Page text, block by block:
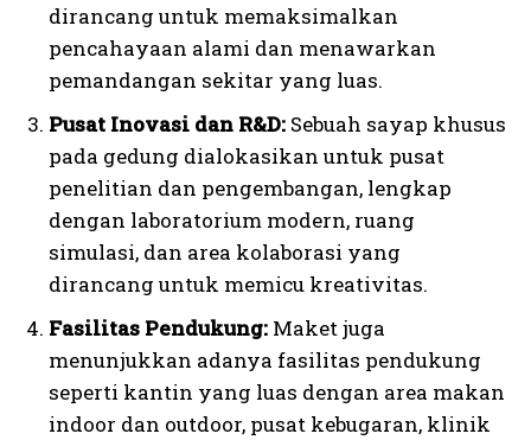
dirancang untuk memaksimalkan
pencahayaan alami dan menawarkan
pemandangan sekitar yang luas.
Pusat Inovasi dan R&D: Sebuah sayap khusus
pada gedung dialokasikan untuk pusat
penelitian dan pengembangan, lengkap
dengan laboratorium modern, ruang
simulasi, dan area kolaborasi yang
dirancang untuk memicu kreativitas.
Fasilitas Pendukung: Maket juga
menunjukkan adanya fasilitas pendukung
seperti kantin yang luas dengan area makan
indoor dan outdoor, pusat kebugaran, klinik